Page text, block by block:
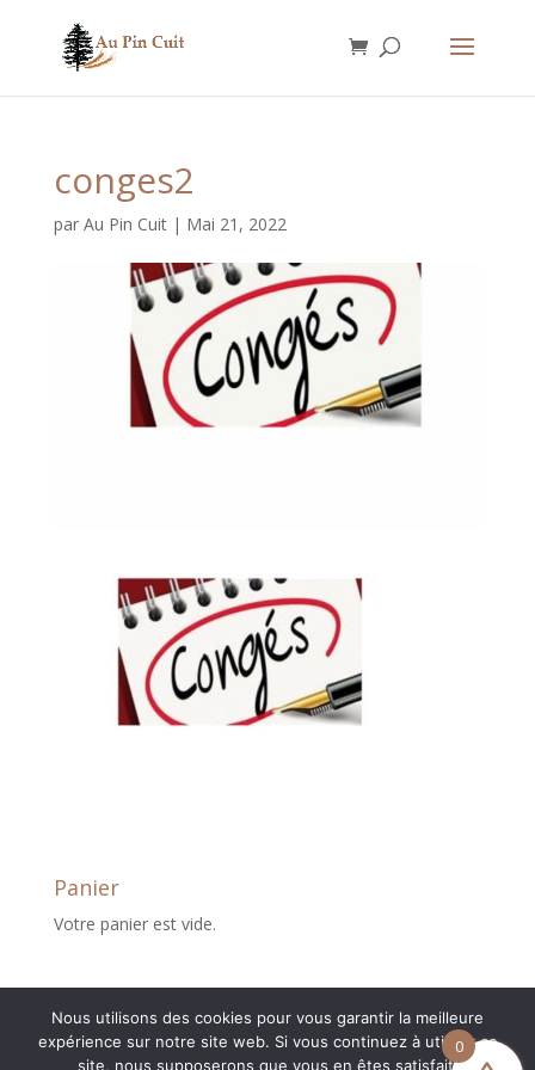
conges2
par Au Pin Cuit| Mai 21, 2022
Panier
Votre panier est vide.
0
Nous utilisons des cookies pour vous garantir la meilleure
expérience sur notre site web. Si vous continuez à utiliser ce
site, nous supposerons que vous en êtes satisfait.